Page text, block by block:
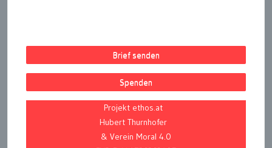
Brief senden
Spenden
Projekt ethos.at
Hubert Thurnhofer
& Verein Moral 4.0